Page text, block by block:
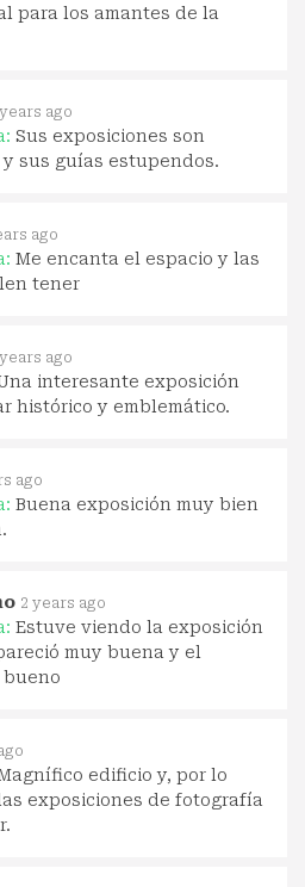
para los amantes de la
ago
Sus exposiciones son
sus guías estupendos.
ago
Me encanta el espacio y las
tener
ago
interesante exposición
histórico y emblemático.
ago
Buena exposición muy bien
2 years ago
Estuve viendo la exposición
muy buena y el
edificio y, por lo
exposiciones de fotografía